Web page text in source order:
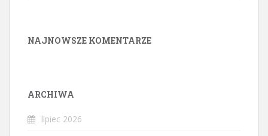
NAJNOWSZE KOMENTARZE
ARCHIWA
lipiec 2026